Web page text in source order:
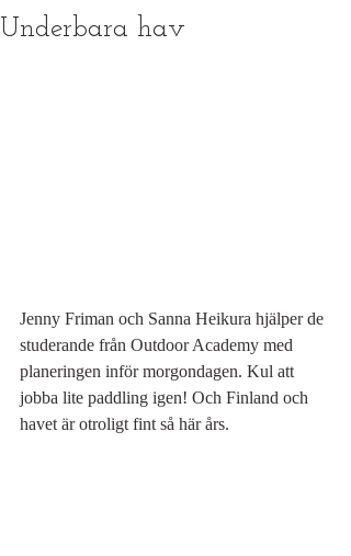
Underbara hav
Jenny Friman och Sanna Heikura hjälper de
studerande från Outdoor Academy med
planeringen inför morgondagen. Kul att
jobba lite paddling igen! Och Finland och
havet är otroligt fint så här års.